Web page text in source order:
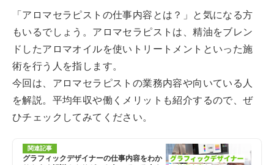
「アロマセラピストの仕事内容とは？」と気になる方
もいるでしょう。アロマセラピストは、精油をブレン
ドしたアロマオイルを使いトリートメントといった施
術を行う人を指します。
今回は、アロマセラピストの業務内容や向いている人
を解説。平均年収や働くメリットも紹介するので、ぜ
ひチェックしてみてください。
関連記事
グラフィックデザイナーの仕事内容をわか